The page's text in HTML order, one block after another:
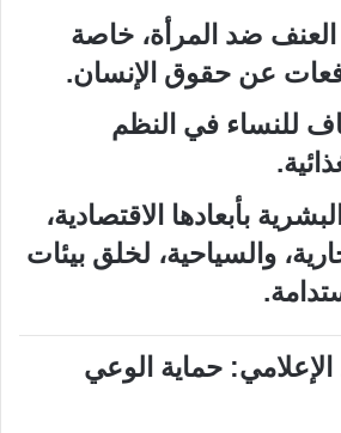
ضد المرأة، خاصة
عن حقوق الإنسان.
للنساء في النظم
بأبعادها الاقتصادية،
والسياحية، لخلق بيئات
حماية الوعي